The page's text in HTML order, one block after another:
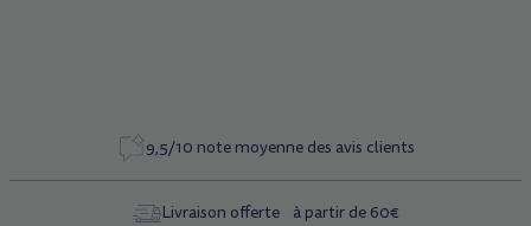
9,5/10 note moyenne des avis clients
Livraison offerte à partir de 60€